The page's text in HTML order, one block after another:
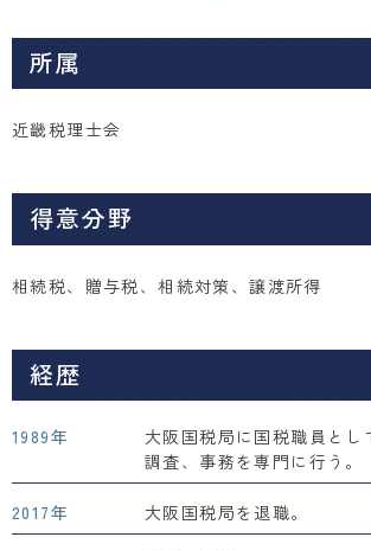
所属
近畿税理士会
得意分野
相続税、贈与税、相続対策、譲渡所得
経歴
1989年
大阪国税局に国税職員とし
調査、事務を専門に行う。
2017年 大阪国税局を退職。